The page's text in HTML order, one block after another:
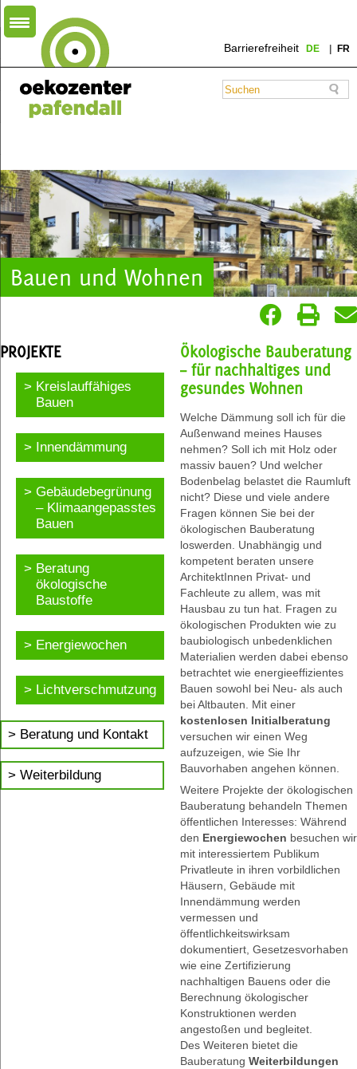
Barrierefreiheit DE FR
Bauen und Wohnen
PROJEKTE
Kreislauffähiges
Bauen
Innendämmung
Gebäudebegrünung
– Klimaangepasstes
Bauen
Beratung
ökologische
Baustoffe
Energiewochen
Lichtverschmutzung
Beratung und Kontakt
Weiterbildung
Ökologische Bauberatung
– für nachhaltiges und
gesundes Wohnen
Welche Dämmung soll ich für die
Außenwand meines Hauses
nehmen? Soll ich mit Holz oder
massiv bauen? Und welcher
Bodenbelag belastet die Raumluft
nicht? Diese und viele andere
Fragen können Sie bei der
ökologischen Bauberatung
loswerden. Unabhängig und
kompetent beraten unsere
ArchitektInnen Privat- und
Fachleute zu allem, was mit
Hausbau zu tun hat. Fragen zu
ökologischen Produkten wie zu
baubiologisch unbedenklichen
Materialien werden dabei ebenso
betrachtet wie energieeffizientes
Bauen sowohl bei Neu- als auch
bei Altbauten. Mit einer
kostenlosen Initialberatung
versuchen wir einen Weg
aufzuzeigen, wie Sie Ihr
Bauvorhaben angehen können.
Weitere Projekte der ökologischen
Bauberatung behandeln Themen
öffentlichen Interesses: Während
den Energiewochen besuchen wir
mit interessiertem Publikum
Privatleute in ihren vorbildlichen
Häusern, Gebäude mit
Innendämmung werden
vermessen und
öffentlichkeitswirksam
dokumentiert, Gesetzesvorhaben
wie eine Zertifizierung
nachhaltigen Bauens oder die
Berechnung ökologischer
Konstruktionen werden
angestoßen und begleitet.
Des Weiteren bietet die
Bauberatung Weiterbildungen